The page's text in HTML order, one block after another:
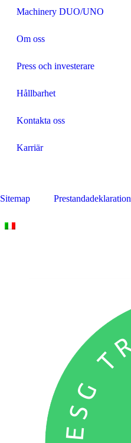
Machinery DUO/UNO
Om oss
Press och investerare
Hållbarhet
Kontakta oss
Karriär
Sitemap Prestandadeklaration